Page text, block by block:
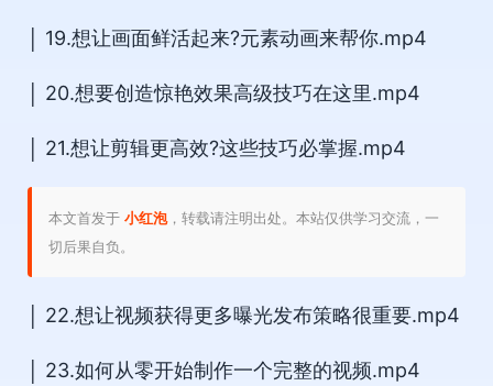
│ 19.想让画面鲜活起来?元素动画来帮你.mp4
│ 20.想要创造惊艳效果高级技巧在这里.mp4
│ 21.想让剪辑更高效?这些技巧必掌握.mp4
本文首发于 小红泡，转载请注明出处。本站仅供学习交流，一
切后果自负。
│ 22.想让视频获得更多曝光发布策略很重要.mp4
│ 23.如何从零开始制作一个完整的视频.mp4